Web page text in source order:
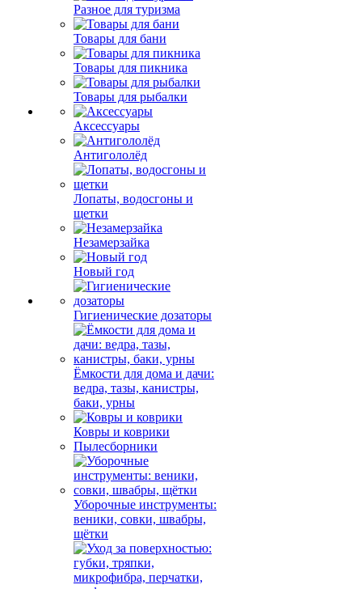
Разное для туризма
Товары для бани
Товары для пикника
Товары для рыбалки
Аксессуары
Антигололёд
Лопаты, водосгоны и
щетки
Незамерзайка
Новый год
Гигиенические дозаторы
Ёмкости для дома и дачи:
ведра, тазы, канистры,
баки, урны
Ковры и коврики
Пылесборники
Уборочные инструменты:
веники, совки, швабры,
щётки